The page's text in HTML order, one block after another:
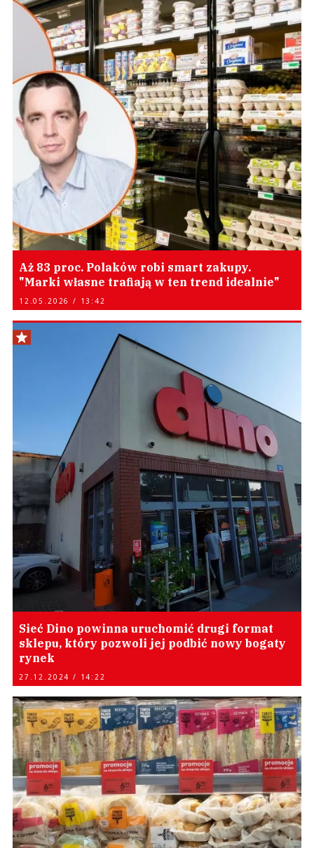
Aż 83 proc. Polaków robi smart zakupy.
"Marki własne trafiają w ten trend idealnie"
12.05.2026 / 13:42
Sieć Dino powinna uruchomić drugi format
sklepu, który pozwoli jej podbić nowy bogaty
rynek
27.12.2024 / 14:22